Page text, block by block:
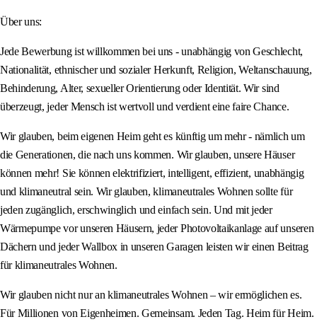
Über uns:
Jede Bewerbung ist willkommen bei uns - unabhängig von Geschlecht,
Nationalität, ethnischer und sozialer Herkunft, Religion, Weltanschauung,
Behinderung, Alter, sexueller Orientierung oder Identität. Wir sind
überzeugt, jeder Mensch ist wertvoll und verdient eine faire Chance.
Wir glauben, beim eigenen Heim geht es künftig um mehr - nämlich um
die Generationen, die nach uns kommen. Wir glauben, unsere Häuser
können mehr! Sie können elektrifiziert, intelligent, effizient, unabhängig
und klimaneutral sein. Wir glauben, klimaneutrales Wohnen sollte für
jeden zugänglich, erschwinglich und einfach sein. Und mit jeder
Wärmepumpe vor unseren Häusern, jeder Photovoltaikanlage auf unseren
Dächern und jeder Wallbox in unseren Garagen leisten wir einen Beitrag
für klimaneutrales Wohnen.
Wir glauben nicht nur an klimaneutrales Wohnen – wir ermöglichen es.
Für Millionen von Eigenheimen. Gemeinsam. Jeden Tag. Heim für Heim.